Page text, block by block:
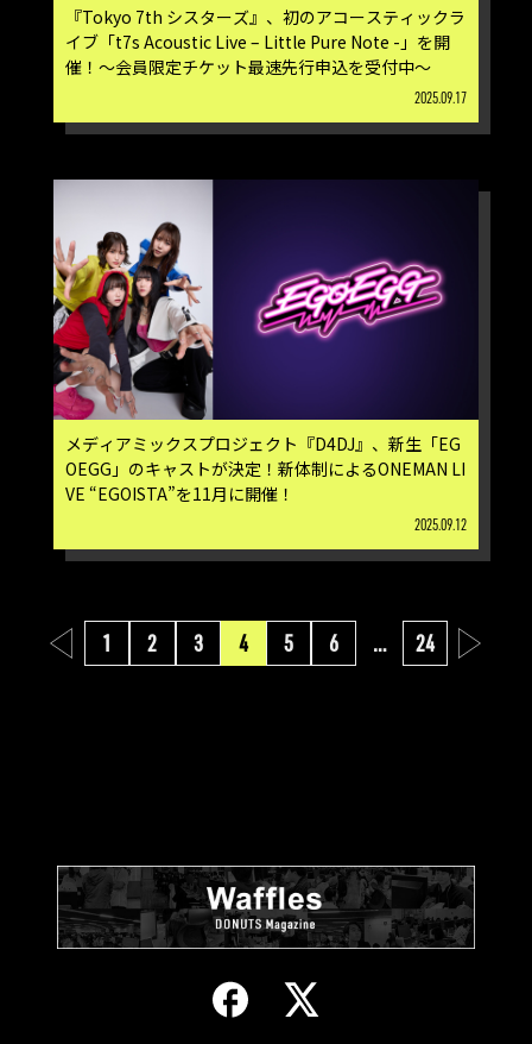
『Tokyo 7th シスターズ』、初のアコースティックラ
イブ「t7s Acoustic Live – Little Pure Note -」を開
催！～会員限定チケット最速先行申込を受付中～
2025.09.17
メディアミックスプロジェクト『D4DJ』、新生「EG
OEGG」のキャストが決定！新体制によるONEMAN LI
VE “EGOISTA”を11月に開催！
2025.09.12
1 2 3 4 5 6 … 24